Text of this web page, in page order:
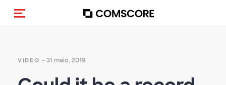
Alternar navegação
VIDEO - 31 maio, 2019